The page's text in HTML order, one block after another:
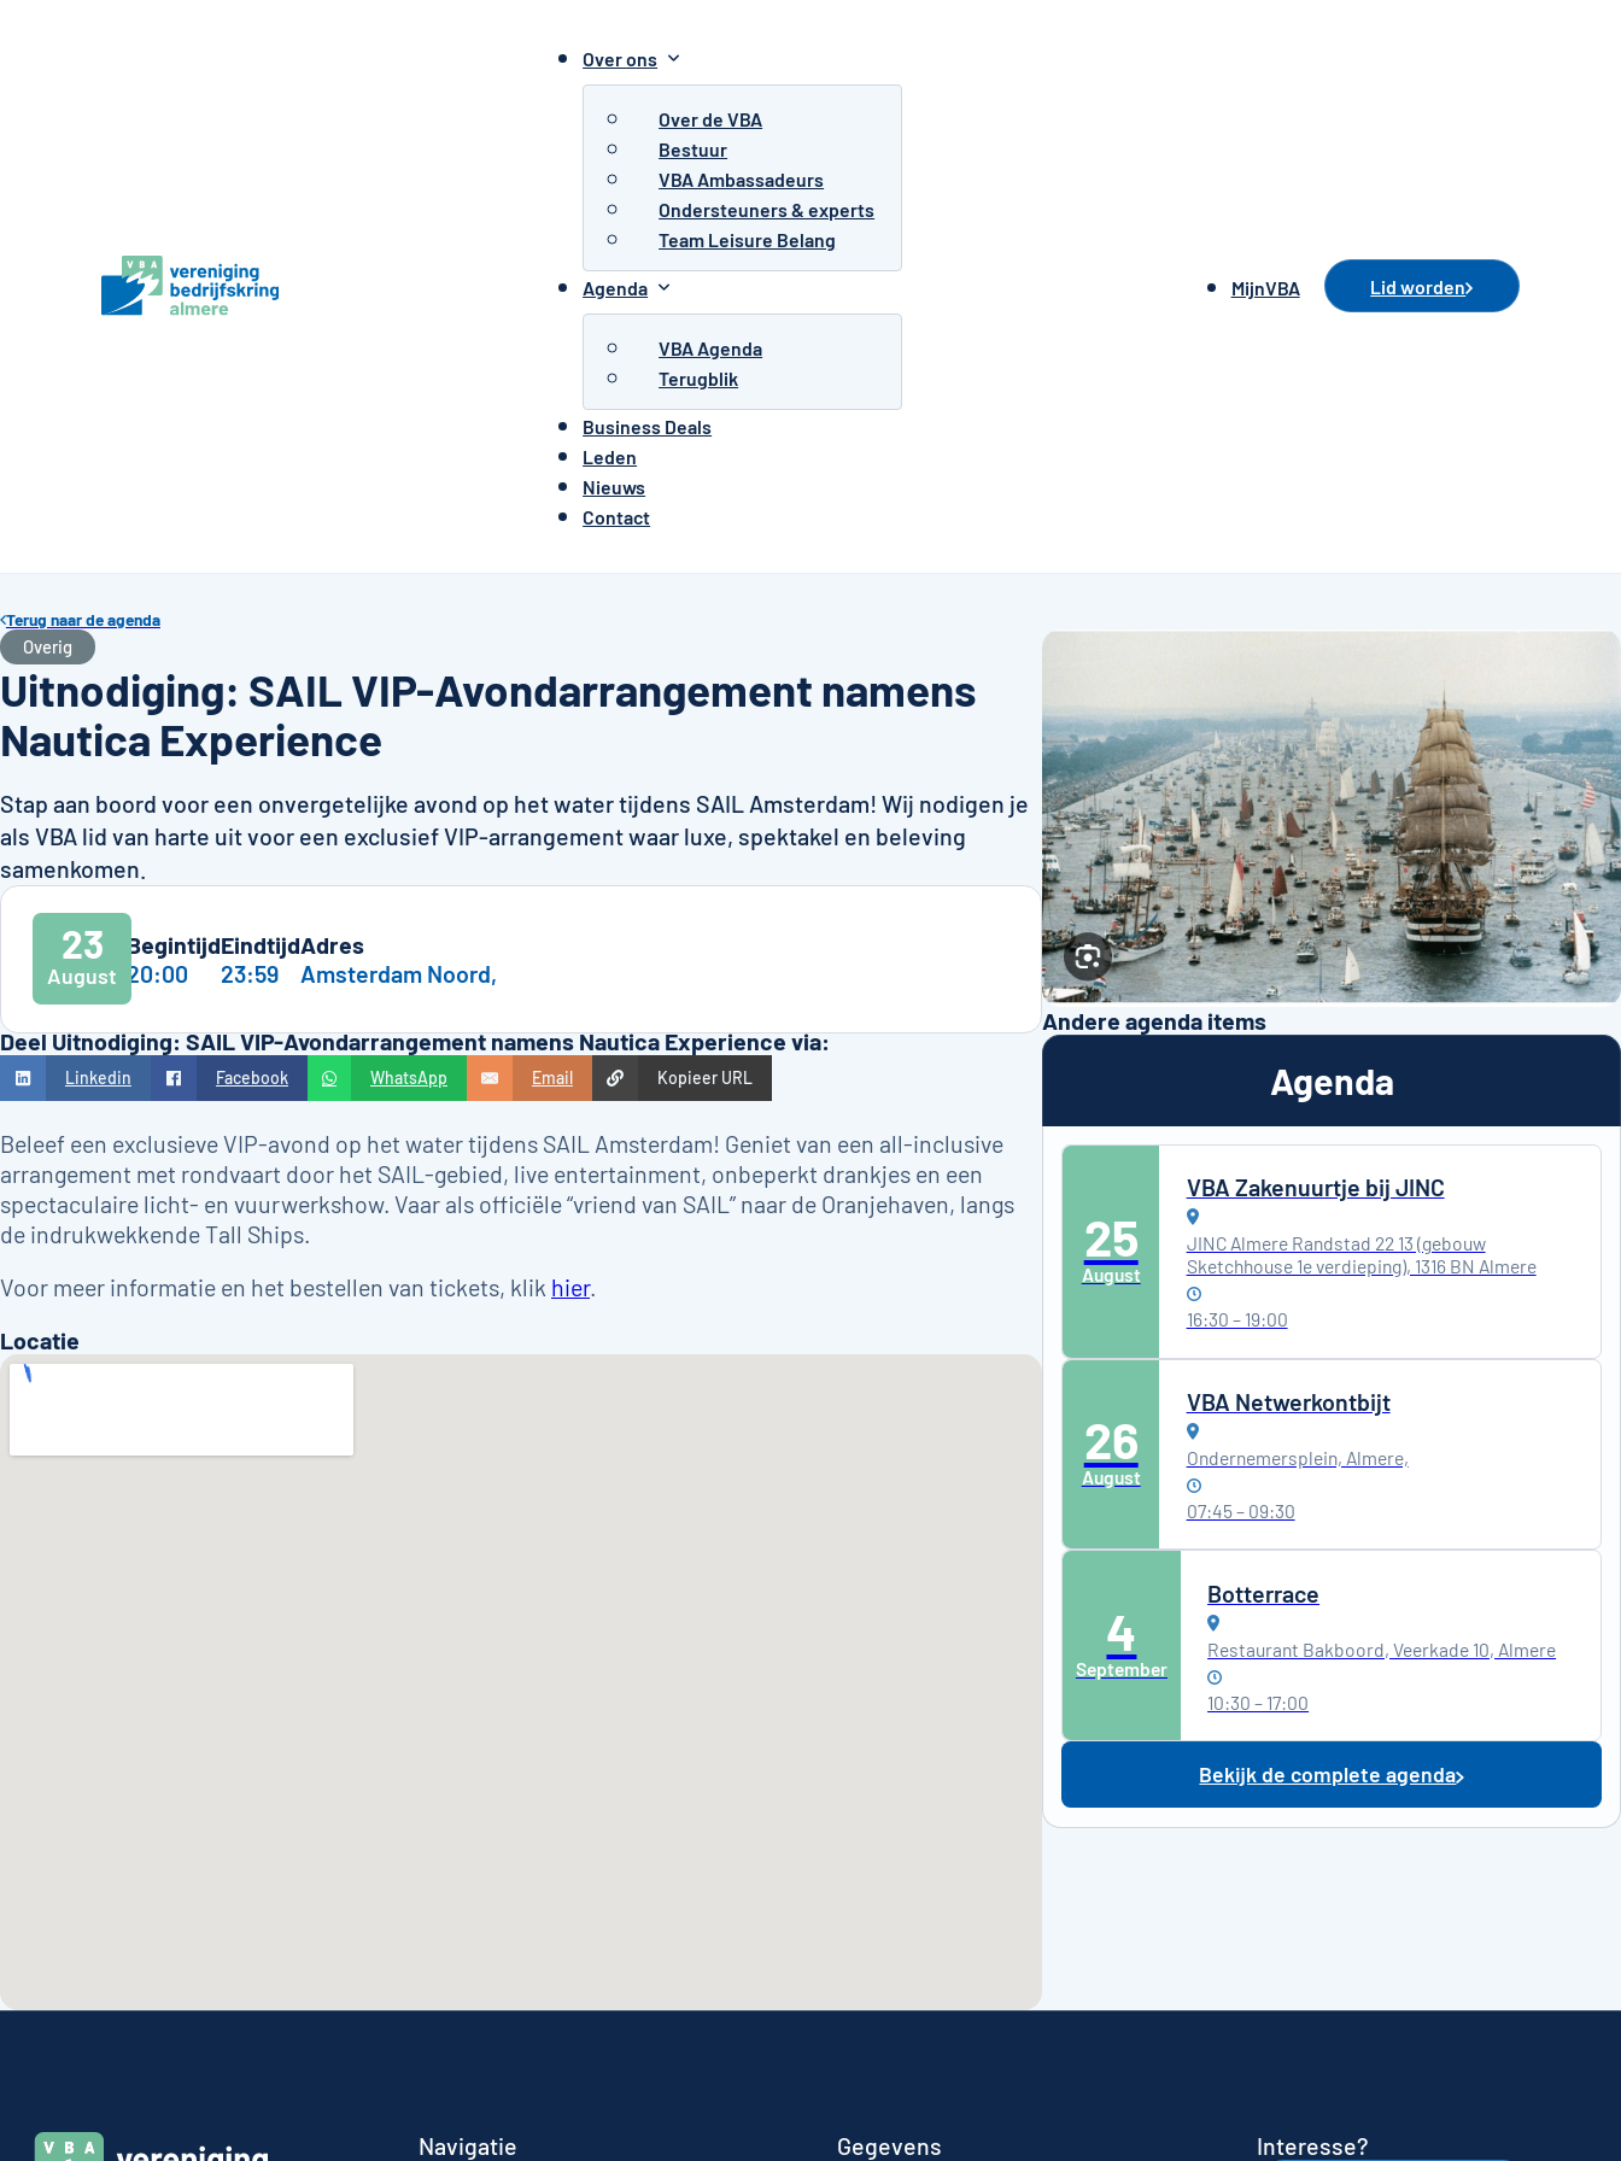
Over ons
Over de VBA
Bestuur
VBA Ambassadeurs
Ondersteuners & experts
Team Leisure Belang
Agenda
VBA Agenda
Terugblik
Business Deals
Leden
Nieuws
Contact
MijnVBA Lid worden
Terug naar de agenda
Overig
Uitnodiging: SAIL VIP-Avondarrangement namens
Nautica Experience
Stap aan boord voor een onvergetelijke avond op het water tijdens SAIL Amsterdam! Wij nodigen je
als VBA lid van harte uit voor een exclusief VIP-arrangement waar luxe, spektakel en beleving
samenkomen.
23
August
Begintijd
20:00
Eindtijd
23:59
Adres
Amsterdam Noord,
Deel Uitnodiging: SAIL VIP-Avondarrangement namens Nautica Experience via:
Linkedin Facebook WhatsApp Email Kopieer URL
Beleef een exclusieve VIP-avond op het water tijdens SAIL Amsterdam! Geniet van een all-inclusive
arrangement met rondvaart door het SAIL-gebied, live entertainment, onbeperkt drankjes en een
spectaculaire licht- en vuurwerkshow. Vaar als officiële “vriend van SAIL” naar de Oranjehaven, langs
de indrukwekkende Tall Ships.
Voor meer informatie en het bestellen van tickets, klik hier.
Locatie
Andere agenda items
Agenda
25
August
VBA Zakenuurtje bij JINC
JINC Almere Randstad 22 13 (gebouw
Sketchhouse 1e verdieping), 1316 BN Almere
16:30 – 19:00
26
August
VBA Netwerkontbijt
Ondernemersplein, Almere,
07:45 – 09:30
4
September
Botterrace
Restaurant Bakboord, Veerkade 10, Almere
10:30 – 17:00
Bekijk de complete agenda
Navigatie Gegevens Interesse?